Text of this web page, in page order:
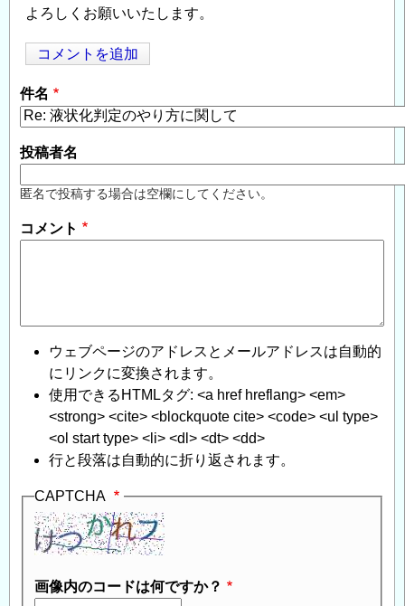
よろしくお願いいたします。
コメントを追加
件名
投稿者名
匿名で投稿する場合は空欄にしてください。
コメント
ウェブページのアドレスとメールアドレスは自動的
にリンクに変換されます。
使用できるHTMLタグ: <a href hreflang> <em>
<strong> <cite> <blockquote cite> <code> <ul type>
<ol start type> <li> <dl> <dt> <dd>
行と段落は自動的に折り返されます。
CAPTCHA
画像内のコードは何ですか？